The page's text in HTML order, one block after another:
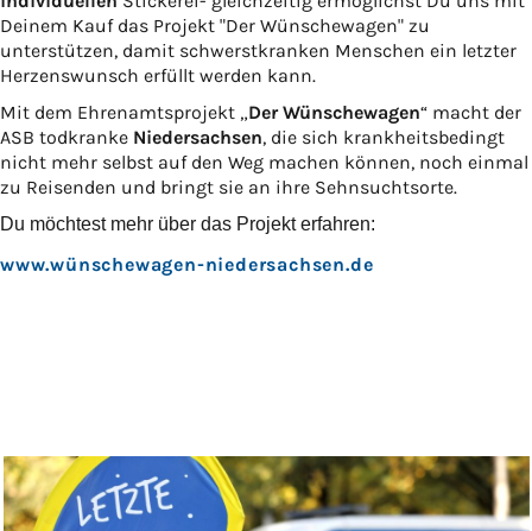
Deinem Kauf das Projekt "Der Wünschewagen" zu
unterstützen, damit schwerstkranken Menschen ein letzter
Herzenswunsch erfüllt werden kann.
Mit dem Ehrenamtsprojekt „Der Wünschewagen“ macht der
ASB todkranke Niedersachsen, die sich krankheitsbedingt
nicht mehr selbst auf den Weg machen können, noch einmal
zu Reisenden und bringt sie an ihre Sehnsuchtsorte.
Du möchtest mehr über das Projekt erfahren:
www.wünschewagen-niedersachsen.de